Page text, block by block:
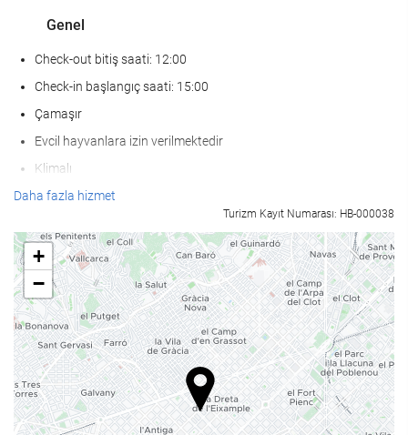
Genel
Check-out bitiş saati: 12:00
Check-in başlangıç saati: 15:00
Çamaşır
Evcil hayvanlara izin verilmektedir
Klimalı
Kalörifer
Hareket ve erişim kısıtlılığı bulunan kişiler
Sigar İçilmeyen Oda
Tesis genelinde sigara içmek yasaktır
Ses yalıtımlı odalar
SaÄlÄ±k
Havuz barı
Daha fazla hizmet
Turizm Kayıt Numarası: HB-000038
+
−